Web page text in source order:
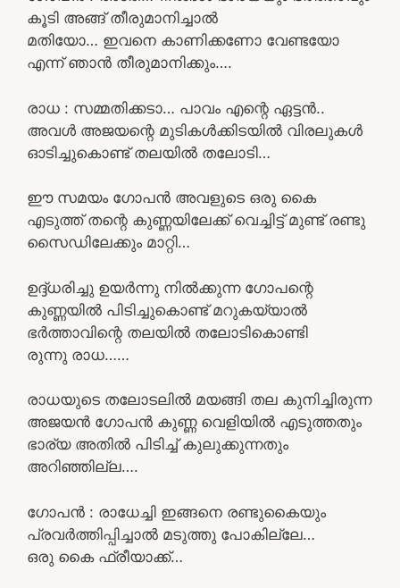
കൂടി അങ്ങ് തീരുമാനിച്ചാൽ
മതിയോ… ഇവനെ കാണിക്കണോ വേണ്ടയോ
എന്ന് ഞാൻ തീരുമാനിക്കും….
രാധ : സമ്മതിക്കടാ… പാവം എന്റെ ഏട്ടൻ..
അവൾ അജയന്റെ മുടികൾക്കിടയിൽ വിരലുകൾ
ഓടിച്ചുകൊണ്ട് തലയിൽ തലോടി…
ഈ സമയം ഗോപൻ അവളുടെ ഒരു കൈ
എടുത്ത് തന്റെ കുണ്ണയിലേക്ക് വെച്ചിട്ട് മുണ്ട് രണ്ടു
സൈഡിലേക്കും മാറ്റി…
ഉദ്ദ്ധരിച്ചു ഉയർന്നു നിൽക്കുന്ന ഗോപന്റെ
കുണ്ണയിൽ പിടിച്ചുകൊണ്ട് മറുകയ്യാൽ
ഭർത്താവിന്റെ തലയിൽ തലോടികൊണ്ടി
രുന്നു രാധ……
രാധയുടെ തലോടലിൽ മയങ്ങി തല കുനിച്ചിരുന്ന
അജയൻ ഗോപൻ കുണ്ണ വെളിയിൽ എടുത്തതും
ഭാര്യ അതിൽ പിടിച്ച് കുലുക്കുന്നതും
അറിഞ്ഞില്ല….
ഗോപൻ : രാധേച്ചി ഇങ്ങനെ രണ്ടുകൈയും
പ്രവർത്തിപ്പിച്ചാൽ മടുത്തു പോകില്ലേ…
ഒരു കൈ ഫ്രീയാക്ക്…